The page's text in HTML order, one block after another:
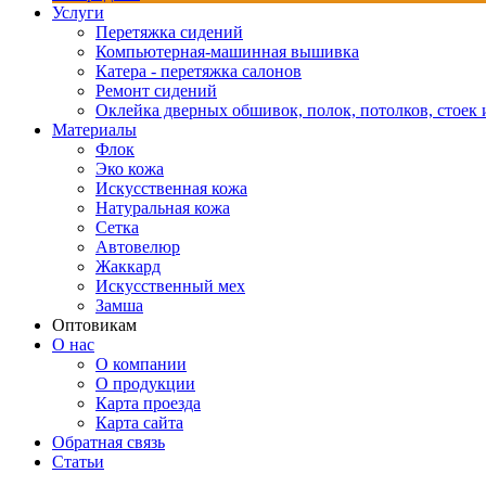
Услуги
Перетяжка сидений
Компьютерная-машинная вышивка
Катера - перетяжка салонов
Ремонт сидений
Оклейка дверных обшивок, полок, потолков, стоек
Материалы
Флок
Эко кожа
Искусственная кожа
Натуральная кожа
Сетка
Автовелюр
Жаккард
Искусственный мех
Замша
Оптовикам
О нас
О компании
О продукции
Карта проезда
Карта сайта
Обратная связь
Статьи